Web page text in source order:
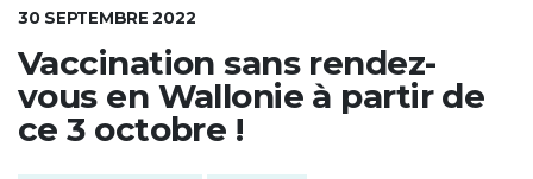
30 SEPTEMBRE 2022
Vaccination sans rendez-
vous en Wallonie à partir de
ce 3 octobre !